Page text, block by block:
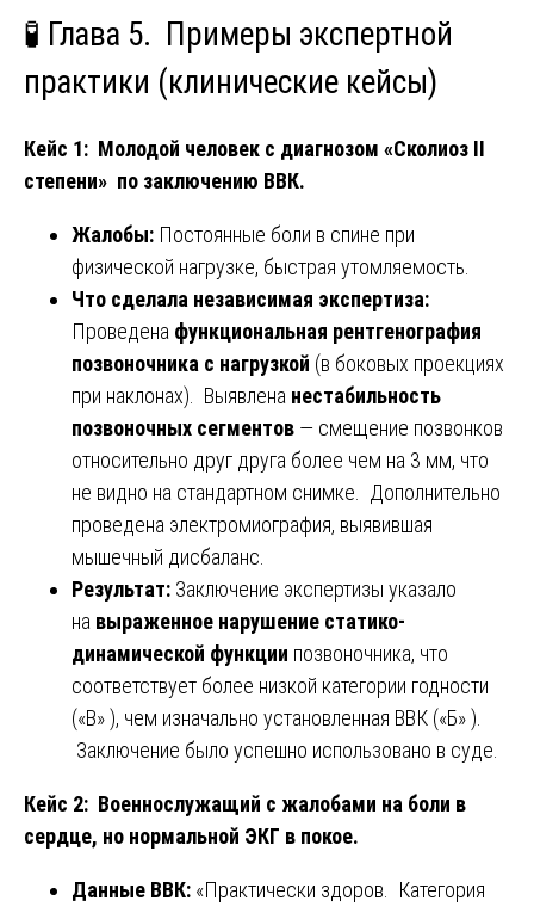
🧪 Глава 5. Примеры экспертной
практики (клинические кейсы)
Кейс 1: Молодой человек с диагнозом «Сколиоз II
степени» по заключению ВВК.
Жалобы: Постоянные боли в спине при
физической нагрузке, быстрая утомляемость.
Что сделала независимая экспертиза:
Проведена функциональная рентгенография
позвоночника с нагрузкой (в боковых проекциях
при наклонах). Выявлена нестабильность
позвоночных сегментов — смещение позвонков
относительно друг друга более чем на 3 мм, что
не видно на стандартном снимке. Дополнительно
проведена электромиография, выявившая
мышечный дисбаланс.
Результат: Заключение экспертизы указало
на выраженное нарушение статико-
динамической функции позвоночника, что
соответствует более низкой категории годности
(«В» ), чем изначально установленная ВВК («Б» ).
Заключение было успешно использовано в суде.
Кейс 2: Военнослужащий с жалобами на боли в
сердце, но нормальной ЭКГ в покое.
Данные ВВК: «Практически здоров. Категория